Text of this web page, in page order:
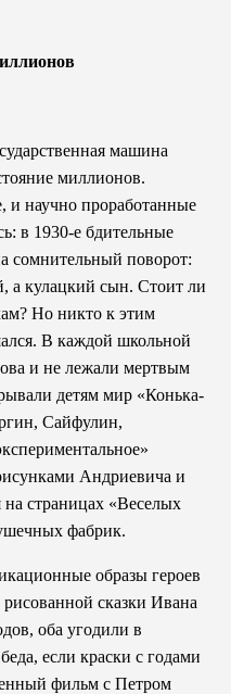
машина
миллионов.
и научно проработанные
в 1930-е бдительные
сомнительный поворот:
а кулацкий сын. Стоит ли
Но никто к этим
В каждой школьной
и не лежали мертвым
детям мир «Конька-
Сайфулин,
Андриевича и
страницах «Веселых
фабрик.
образы героев
сказки Ивана
оба угодили в
если краски с годами
фильм с Петром